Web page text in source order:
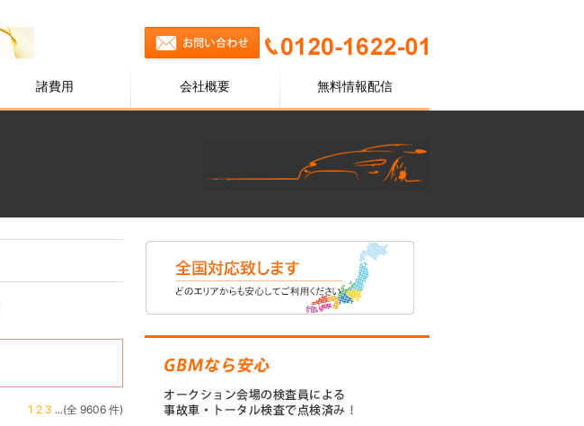
諸費用 会社概要 無料情報配信
1 2 3 ...(全 9606 件)